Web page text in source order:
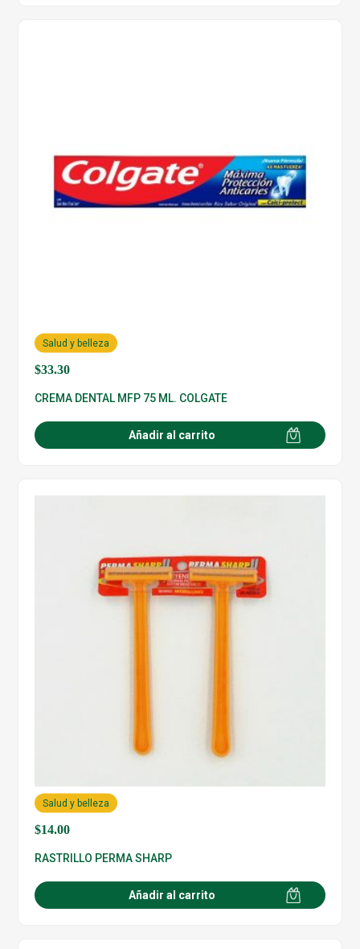
$33.30
Salud y belleza
CREMA DENTAL MFP 75 ML. COLGATE
Añadir al carrito
$14.00
Salud y belleza
RASTRILLO PERMA SHARP
Añadir al carrito